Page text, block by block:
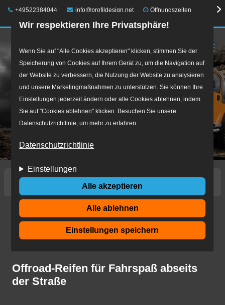
Wir respektieren Ihre Privatsphäre!
Wenn Sie auf "Alle Cookies akzeptieren" klicken, stimmen Sie der
Speicherung von Cookies auf Ihrem Gerät zu, um die Navigation auf
der Website zu verbessern, die Nutzung der Website zu analysieren
und unsere Marketingmaßnahmen zu unterstützen. Sie können Ihre
Einstellungen jederzeit ändern oder alle Cookies ablehnen, indem
Sie auf "Cookies ablehnen" klicken. Besuchen Sie unsere
Datenschutzrichtlinie, um mehr zu erfahren.
Datenschutzrichtlinie
Einstellungen
Alle akzeptieren
Alle ablehnen
Einstellungen speichern
Direkt
zum
Telefon:
+49522384044 E-Mail:info@profildesign.net Öffnungszeiten
☰
Startseite Offroad
Offroad
Offroad-Reifen für Fahrspaß abseits
der Straße